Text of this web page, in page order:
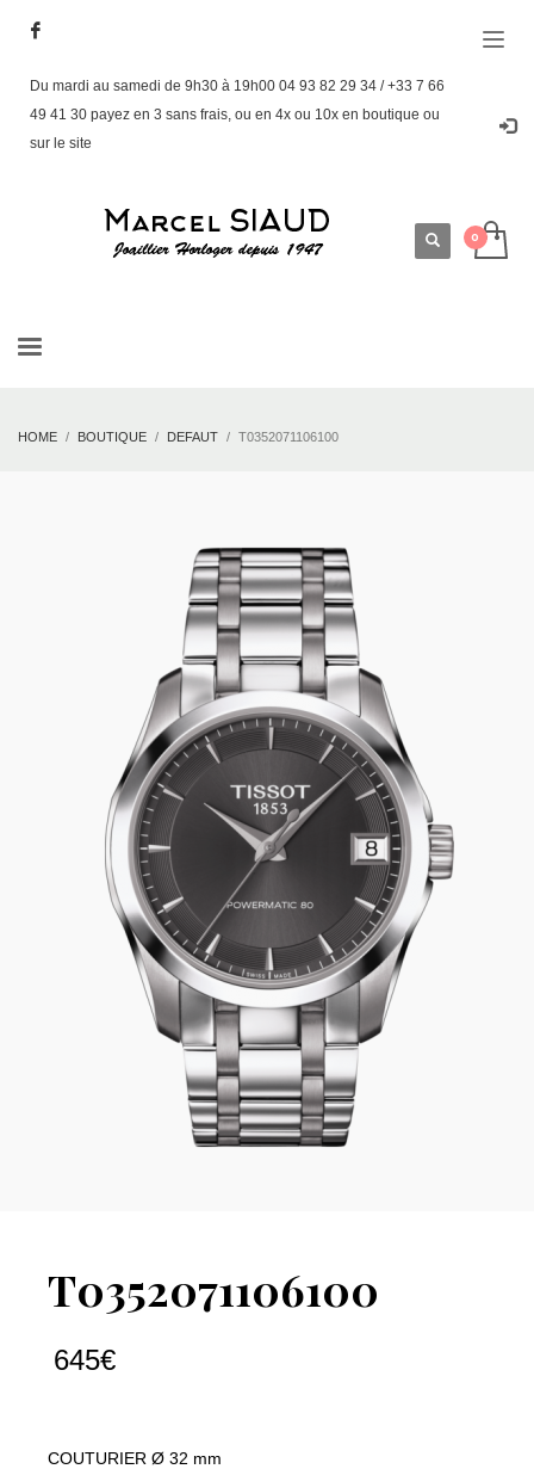
Du mardi au samedi de 9h30 à 19h00 04 93 82 29 34 / +33 7 66
49 41 30 payez en 3 sans frais, ou en 4x ou 10x en boutique ou
sur le site
HOME BOUTIQUE DEFAUT T0352071106100
T0352071106100
645€
COUTURIER Ø 32 mm